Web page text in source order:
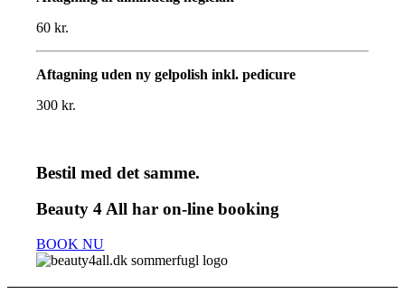
60 kr.
Aftagning uden ny gelpolish inkl. pedicure
300 kr.
Bestil med det samme.
Beauty 4 All har on-line booking
BOOK NU